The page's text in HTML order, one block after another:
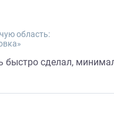
область:
быстро сделал,